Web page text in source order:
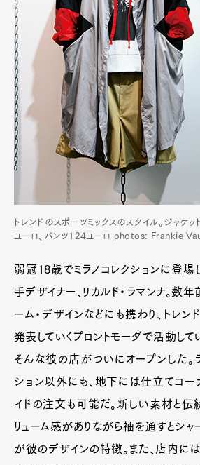
トレンドのスポーツミックスのスタイル。ジャケ
ユーロ、パンツ124ユーロ photos: Frankie
弱冠18歳でミラノコレクションに登場
手デザイナー、リカルド・ラマンナ。数
ーム・デザインなどにも携わり、トレ
発表していくプロントモーダで活動して
そんな彼の店がついにオープンした。
ション以外にも、地下には仕立てコー
イドの注文も可能だ。新しい素材と伝
リューム感がありながら袖を通すとシ
が彼のデザインの特徴。また、店内に